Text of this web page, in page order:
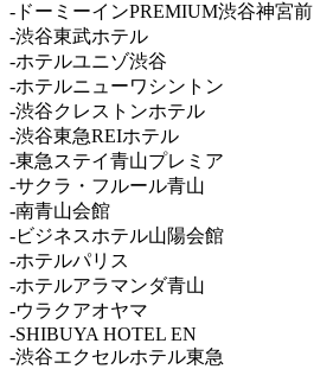
-ドーミーインPREMIUM渋谷神宮前
-渋谷東武ホテル
-ホテルユニゾ渋谷
-ホテルニューワシントン
-渋谷クレストンホテル
-渋谷東急REIホテル
-東急ステイ青山プレミア
-サクラ・フルール青山
-南青山会館
-ビジネスホテル山陽会館
-ホテルパリス
-ホテルアラマンダ青山
-ウラクアオヤマ
-SHIBUYA HOTEL EN
-渋谷エクセルホテル東急